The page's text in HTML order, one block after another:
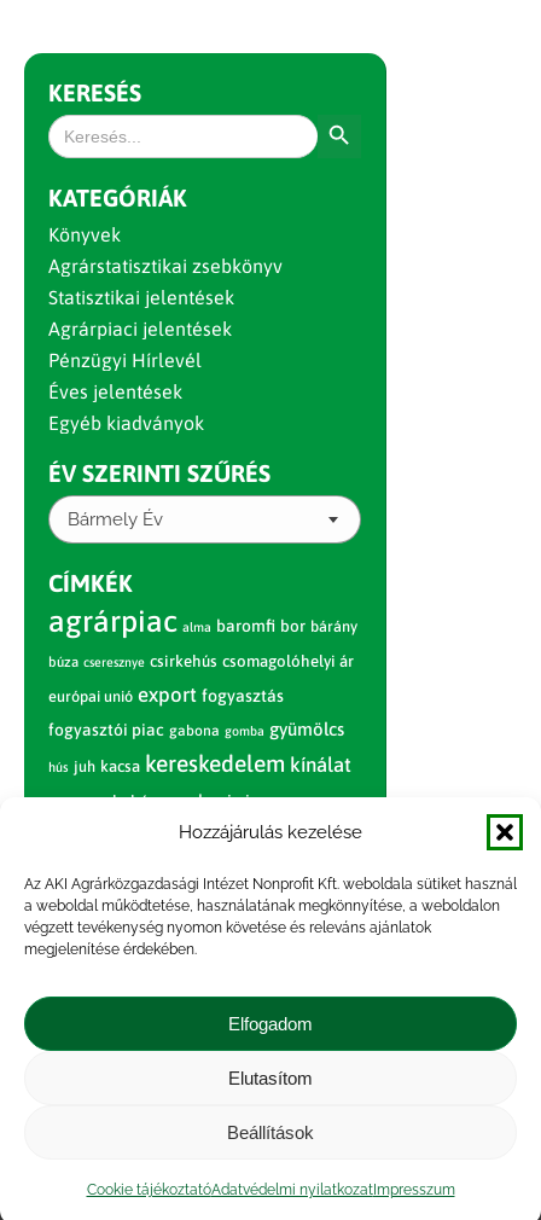
Hozzájárulás kezelése
Az AKI Agrárközgazdasági Intézet Nonprofit Kft. weboldala sütiket használ
a weboldal működtetése, használatának megkönnyítése, a weboldalon
végzett tevékenység nyomon követése és releváns ajánlatok
megjelenítése érdekében.
Elfogadom
Elutasítom
Beállítások
Cookie tájékoztatóAdatvédelmi nyilatkozatImpresszum
KERESÉS
Search
for:
KATEGÓRIÁK
Könyvek
Agrárstatisztikai zsebkönyv
Statisztikai jelentések
Agrárpiaci jelentések
Pénzügyi Hírlevél
Éves jelentések
Egyéb kiadványok
ÉV SZERINTI SZŰRÉS
Bármely Év
CÍMKÉK
agrárpiac alma baromfi bor bárány
búza cseresznye csirkehús csomagolóhelyi ár
európai unió export fogyasztás
fogyasztói piac gabona gomba gyümölcs
hús juh kacsa kereskedelem kínálat
körte marhahús nagybani piac narancs
nemzetközi árinformációk
paradicsom piac piaci jelentés
pulyka pulykahús sertés sertéshús
szarvasmarha termelés
termelői
zöldség árak
átlagárértékesítési ár
Közérdekű adatok
| Adatvédelmi nyilatkozat
|